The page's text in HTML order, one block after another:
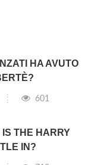
HA AVUTO
601
THE HARRY
IN?